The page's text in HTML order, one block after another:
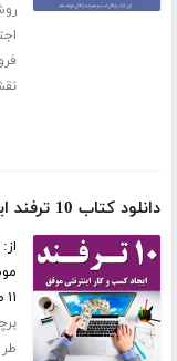
دانلود کتاب 10 ترفند ایجاد کسب و کار اینترنتی موفق
از:
۱۱ صفحه